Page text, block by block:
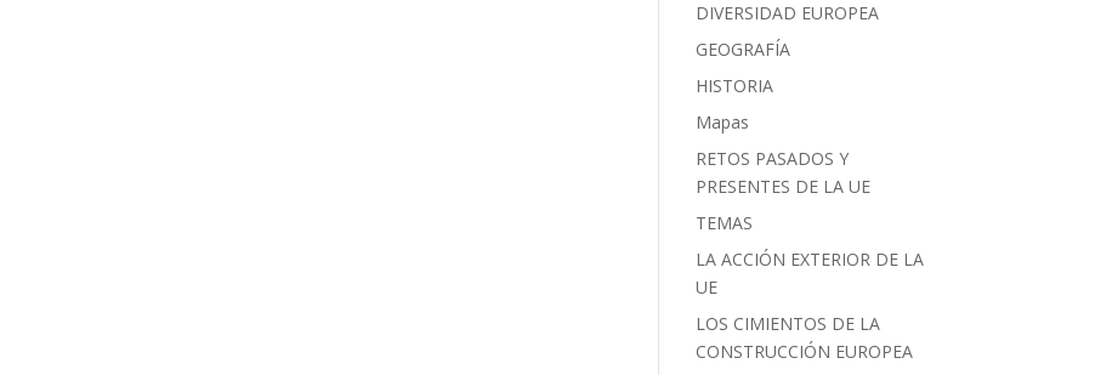
DIVERSIDAD EUROPEA
GEOGRAFÍA
HISTORIA
Mapas
RETOS PASADOS Y
PRESENTES DE LA UE
TEMAS
LA ACCIÓN EXTERIOR DE LA
UE
LOS CIMIENTOS DE LA
CONSTRUCCIÓN EUROPEA